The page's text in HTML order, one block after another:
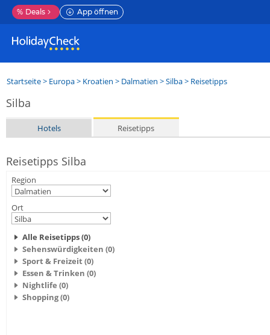
% Deals App öffnen
Startseite> Europa> Kroatien > Dalmatien >Silba> Reisetipps
Silba
Hotels Reisetipps
Reisetipps Silba
Region
Ort
Alle Reisetipps (0)
Sehenswürdigkeiten (0)
Sport & Freizeit (0)
Essen & Trinken (0)
Nightlife (0)
Shopping (0)